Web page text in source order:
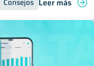
Consejos Ahorro
Leer más